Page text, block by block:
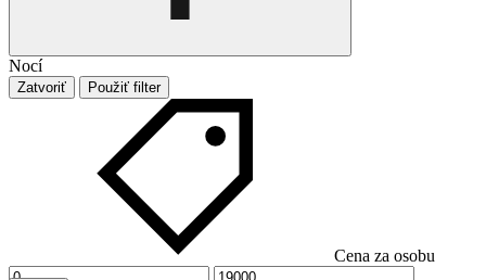
Nocí
Zatvoriť Použiť filter
Cena za osobu